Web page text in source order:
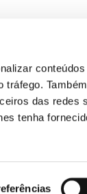
tráfego.
das redes
tenha